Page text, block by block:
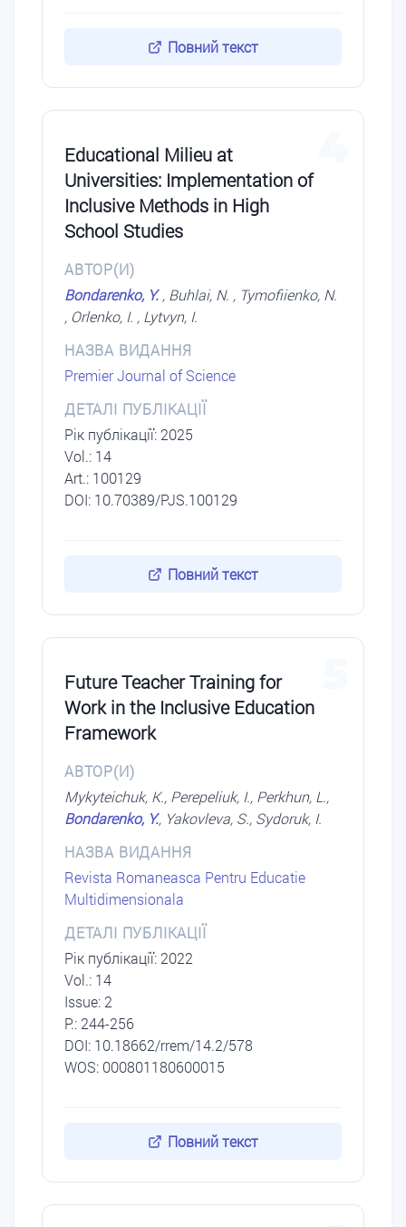
Повний текст
Educational Milieu at
Universities: Implementation of
Inclusive Methods in High
School Studies
АВТОР(И)
Bondarenko, Y., Buhlai, N. , Tymofiienko, N.
, Orlenko, I. , Lytvyn, I.
НАЗВА ВИДАННЯ
Premier Journal of Science
ДЕТАЛІ ПУБЛІКАЦІЇ
Рік публікації: 2025
Vol.: 14
Art.: 100129
DOI: 10.70389/PJS.100129
Повний текст
Future Teacher Training for
Work in the Inclusive Education
Framework
АВТОР(И)
Mykyteichuk, K., Perepeliuk, I., Perkhun, L.,
Bondarenko, Y., Yakovleva, S., Sydoruk, I.
НАЗВА ВИДАННЯ
Revista Romaneasca Pentru Educatie
Multidimensionala
ДЕТАЛІ ПУБЛІКАЦІЇ
Рік публікації: 2022
Vol.: 14
Issue: 2
P.: 244-256
DОI: 10.18662/rrem/14.2/578
WOS: 000801180600015
Повний текст